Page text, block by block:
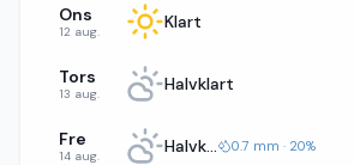
Ons
12 aug. Klart
Tors
13 aug. Halvklart
Fre
14 aug. Halvklart 0.7 mm · 20%